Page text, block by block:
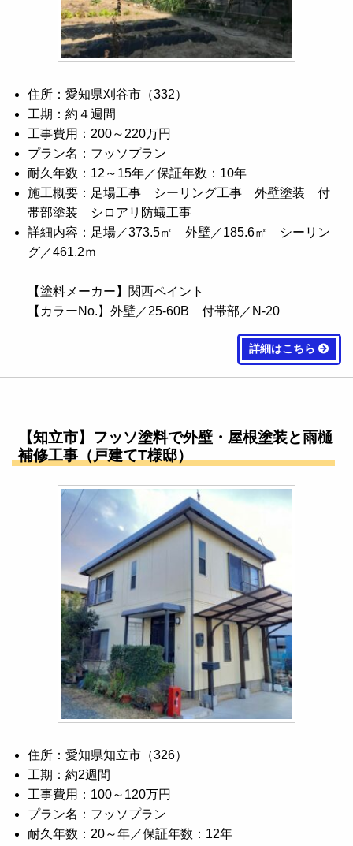
住所：愛知県刈谷市（332）
工期：約４週間
工事費用：200～220万円
プラン名：フッソプラン
耐久年数：12～15年／保証年数：10年
施工概要：足場工事 シーリング工事 外壁塗装 付
帯部塗装 シロアリ防蟻工事
詳細内容：足場／373.5㎡ 外壁／185.6㎡ シーリン
グ／461.2ｍ
【塗料メーカー】関西ペイント
【カラーNo.】外壁／25-60B 付帯部／N-20
詳細はこちら
【知立市】フッソ塗料で外壁・屋根塗装と雨樋
補修工事（戸建てT様邸）
住所：愛知県知立市（326）
工期：約2週間
工事費用：100～120万円
プラン名：フッソプラン
耐久年数：20～年／保証年数：12年